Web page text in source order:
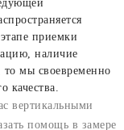
приемки
наличие
мы своевременно
качества.
вертикальными
помощь в замере